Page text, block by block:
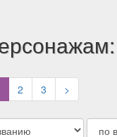
(current)
2 3 >